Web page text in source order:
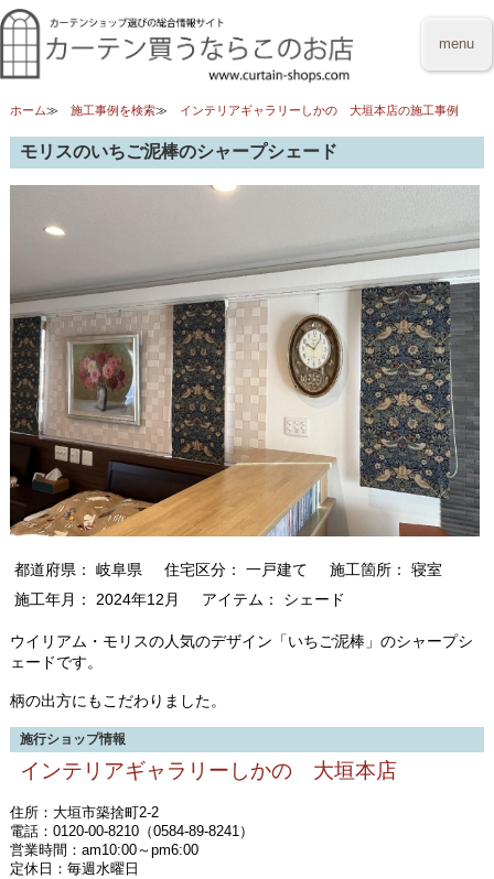
menu
ホーム 施工事例を検索 インテリアギャラリーしかの 大垣本店の施工事例
モリスのいちご泥棒のシャープシェード
都道府県： 岐阜県 住宅区分： 一戸建て
施工箇所： 寝室
施工年月： 2024年12月
アイテム： シェード
ウイリアム・モリスの人気のデザイン「いちご泥棒」のシャープシ
ェードです。
柄の出方にもこだわりました。
施行ショップ情報
インテリアギャラリーしかの 大垣本店
住所：大垣市築捨町2-2
電話：0120-00-8210（0584-89-8241）
営業時間：am10:00～pm6:00
定休日：毎週水曜日